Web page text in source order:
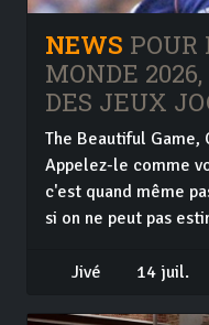
NEWS POUR
MONDE
DES JEUX
The Beautiful Game,
Appelez-le comme
c'est quand même
si on ne peut pas
Jivé 14 juil.